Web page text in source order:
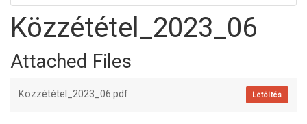
Közzététel_2023_06
Attached Files
Közzététel_2023_06.pdf Letöltés